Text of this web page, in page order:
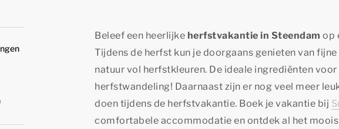
Beleef een heerlijke herfstvakantie in Steendam op
Tijdens de herfst kun je doorgaans genieten van
natuur vol herfstkleuren. De ideale ingrediënten
herfstwandeling! Daarnaast zijn er nog veel meer
doen tijdens de herfstvakantie. Boek je vakantie bij
comfortabele accommodatie en ontdek al het